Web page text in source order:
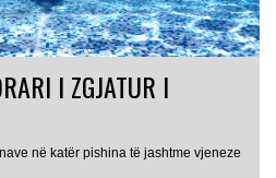
I ZGJATUR I
në katër pishina të jashtme vjeneze